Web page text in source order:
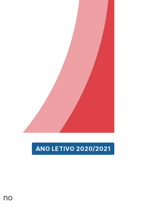
ANO LETIVO 2020/2021
no